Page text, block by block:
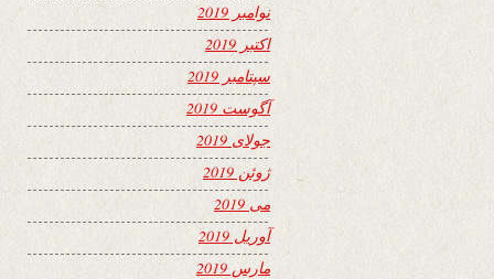
نوامبر 2019
اکتبر 2019
سپتامبر 2019
آگوست 2019
جولای 2019
ژوئن 2019
می 2019
آوریل 2019
مارس 2019